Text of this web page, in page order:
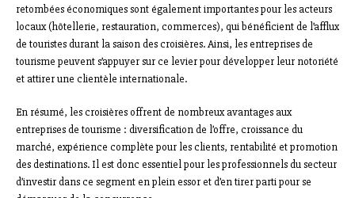
retombées économiques sont également importantes pour les acteurs
locaux (hôtellerie, restauration, commerces), qui bénéficient de l’afflux
de touristes durant la saison des croisières. Ainsi, les entreprises de
tourisme peuvent s’appuyer sur ce levier pour développer leur notoriété
et attirer une clientèle internationale.
En résumé, les croisières offrent de nombreux avantages aux
entreprises de tourisme : diversification de l’offre, croissance du
marché, expérience complète pour les clients, rentabilité et promotion
des destinations. Il est donc essentiel pour les professionnels du secteur
d’investir dans ce segment en plein essor et d’en tirer parti pour se